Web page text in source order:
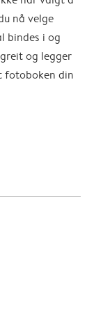
nå velge
bindes i og
og legger
fotoboken din